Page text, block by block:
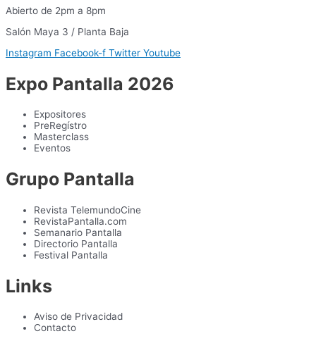
Abierto de 2pm a 8pm
Salón Maya 3 / Planta Baja
Instagram Facebook-f Twitter Youtube
Expo Pantalla 2026
Expositores
PreRegístro
Masterclass
Eventos
Grupo Pantalla
Revista TelemundoCine
RevistaPantalla.com
Semanario Pantalla
Directorio Pantalla
Festival Pantalla
Links
Aviso de Privacidad
Contacto